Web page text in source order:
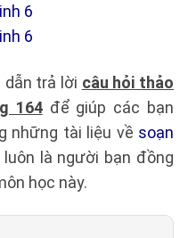
6
6
dẫn trả lời câu hỏi thảo
164để giúp các bạn
những tài liệu về soạn
là người bạn đồng
học này.